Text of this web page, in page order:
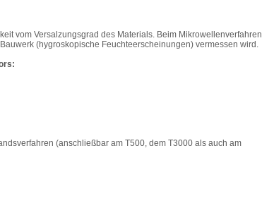
vom Versalzungsgrad des Materials. Beim Mikrowellenverfahren
(hygroskopische Feuchteerscheinungen) vermessen wird.
(anschließbar am T500, dem T3000 als auch am